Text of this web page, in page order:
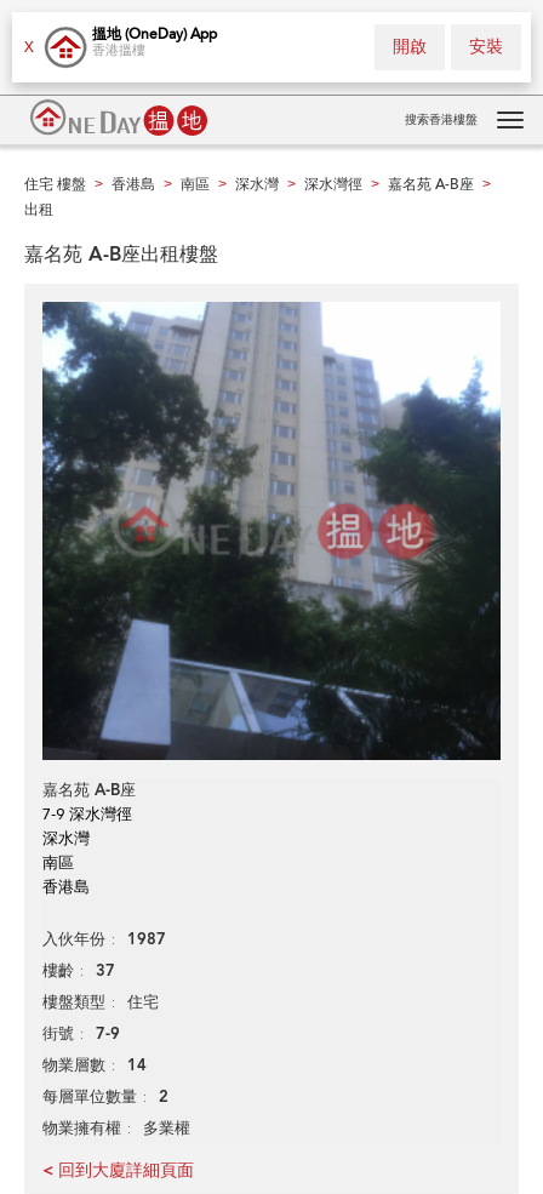
X
搵地 (OneDay) App
香港搵樓 安裝
開啟
搜索香港樓盤
住宅 樓盤 > 香港島 > 南區 > 深水灣 > 深水灣徑 > 嘉名苑 A-B座 >
出租
嘉名苑 A-B座出租樓盤
嘉名苑 A-B座
7-9 深水灣徑
深水灣
南區
香港島
入伙年份 1987
樓齡 37
樓盤類型 住宅
街號 7-9
物業層數 14
每層單位數量 2
物業擁有權 多業權
< 回到大廈詳細頁面